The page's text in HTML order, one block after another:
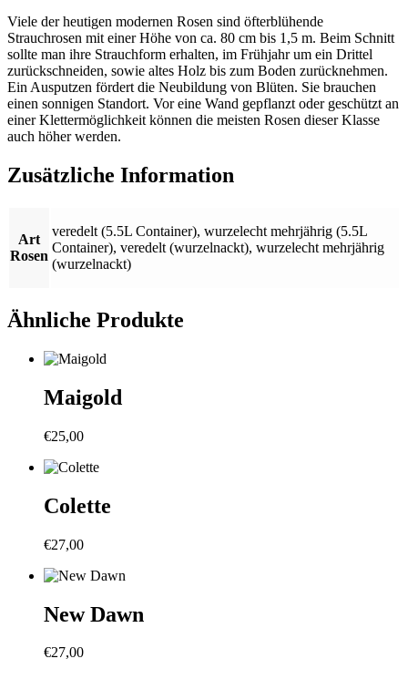
Viele der heutigen modernen Rosen sind öfterblühende
Strauchrosen mit einer Höhe von ca. 80 cm bis 1,5 m. Beim Schnitt
sollte man ihre Strauchform erhalten, im Frühjahr um ein Drittel
zurückschneiden, sowie altes Holz bis zum Boden zurücknehmen.
Ein Ausputzen fördert die Neubildung von Blüten. Sie brauchen
einen sonnigen Standort. Vor eine Wand gepflanzt oder geschützt an
einer Klettermöglichkeit können die meisten Rosen dieser Klasse
auch höher werden.
Zusätzliche Information
Art
Rosen
veredelt (5.5L Container), wurzelecht mehrjährig (5.5L
Container), veredelt (wurzelnackt), wurzelecht mehrjährig
(wurzelnackt)
Ähnliche Produkte
Maigold
€25,00
Colette
€27,00
New Dawn
€27,00